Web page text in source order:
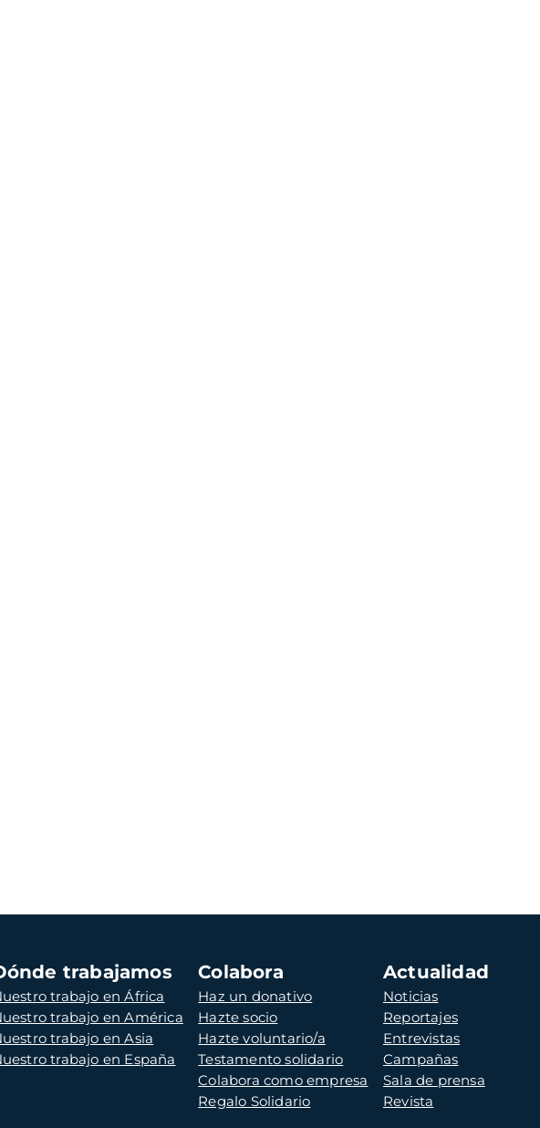
trabajamos
trabajo en África
trabajo en América
trabajo en Asia
trabajo en España
Colabora
Haz un donativo
Hazte socio
Hazte voluntario/a
Testamento solidario
Colabora como empresa
Regalo Solidario
Actualidad
Noticias
Reportajes
Entrevistas
Campañas
Sala de prensa
Revista